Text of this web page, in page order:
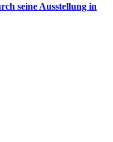
seine Ausstellung in